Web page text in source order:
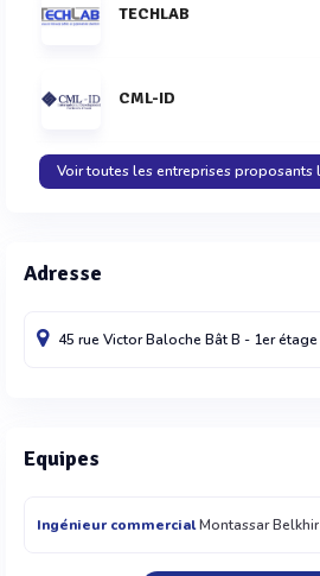
TECHLAB
CML-ID
Voir toutes les entreprises proposants
Adresse
45 rue Victor Baloche Bât B - 1er étage
Equipes
Ingénieur commercialMontassar Belkhir